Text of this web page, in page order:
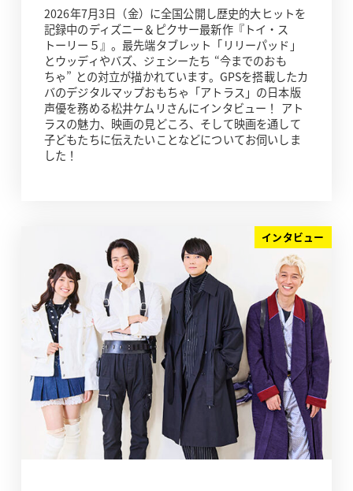
2026年7月3日（金）に全国公開し歴史的大ヒットを
記録中のディズニー＆ピクサー最新作『トイ・ス
トーリー５』。最先端タブレット「リリーパッド」
とウッディやバズ、ジェシーたち “今までのおも
ちゃ” との対立が描かれています。GPSを搭載したカ
バのデジタルマップおもちゃ「アトラス」の日本版
声優を務める松井ケムリさんにインタビュー！ アト
ラスの魅力、映画の見どころ、そして映画を通して
子どもたちに伝えたいことなどについてお伺いしま
した！
インタビュー